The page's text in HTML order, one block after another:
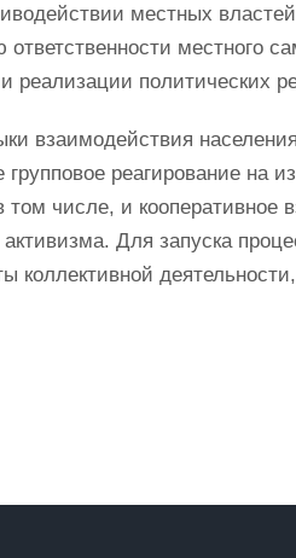
местных
местного
реализации политических
взаимодействия
реагирование на
том числе, и
активизма. Для запуска
коллективной